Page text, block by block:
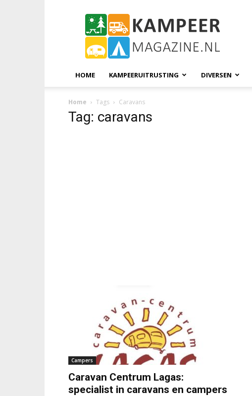
KampeerMagazine
HOME KAMPEERUITRUSTING DIVERSEN
Home Tags Caravans
Tag: caravans
Campers
Caravan Centrum Lagas:
specialist in caravans en campers